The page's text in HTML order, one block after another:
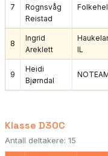
7
Rognsvåg
Reistad
8
Ingrid
Areklett
IL
9
Heidi
Bjørndal
Klasse D30C
Antall deltakere: 15